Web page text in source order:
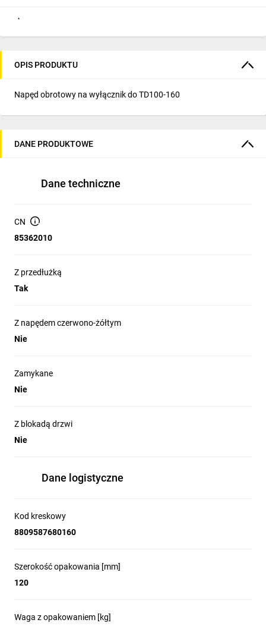
OPIS PRODUKTU
Napęd obrotowy na wyłącznik do TD100-160
DANE PRODUKTOWE
Dane techniczne
CN
85362010
Z przedłużką
Tak
Z napędem czerwono-żółtym
Nie
Zamykane
Nie
Z blokadą drzwi
Nie
Dane logistyczne
Kod kreskowy
8809587680160
Szerokość opakowania [mm]
120
Waga z opakowaniem [kg]